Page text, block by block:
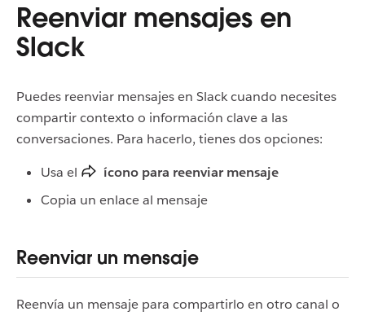
Reenviar mensajes en
Slack
Puedes reenviar mensajes en Slack cuando necesites
compartir contexto o información clave a las
conversaciones. Para hacerlo, tienes dos opciones:
Usa el
ícono para reenviar mensaje
Copia un enlace al mensaje
Reenviar un mensaje
Reenvía un mensaje para compartirlo en otro canal o